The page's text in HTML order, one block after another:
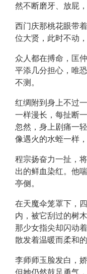
然不断磨牙、放屁
西门庆那桃花眼带
位大贤，此时不动
众人都在搏命，匡
平添几分担心，唯
不测。
红绸附到身上不过
一样漫长，每扯断
忽然，身上剧痛一
像遇火的水蛭一样
程宗扬奋力一扯，
出的鲜血染红。他
亭侧。
在天魔伞笼罩下，
内，被它刮过的树
那少女指尖却闪动
散发着温暖而柔和的
李师师玉脸发白，
但她仍然鼓足勇气